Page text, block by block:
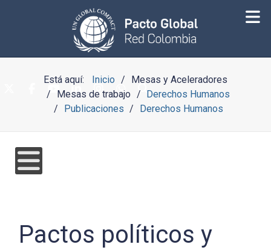
Está aquí: Inicio
Mesas y Aceleradores
Mesas de trabajo
Derechos Humanos
Publicaciones
Derechos Humanos
Pactos políticos y